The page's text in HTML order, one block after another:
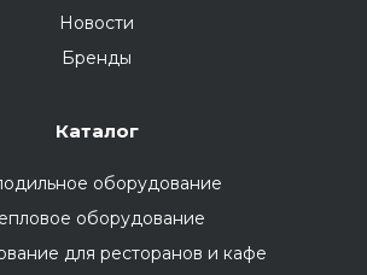
Новости
Бренды
Каталог
оборудование
оборудование
для ресторанов и кафе